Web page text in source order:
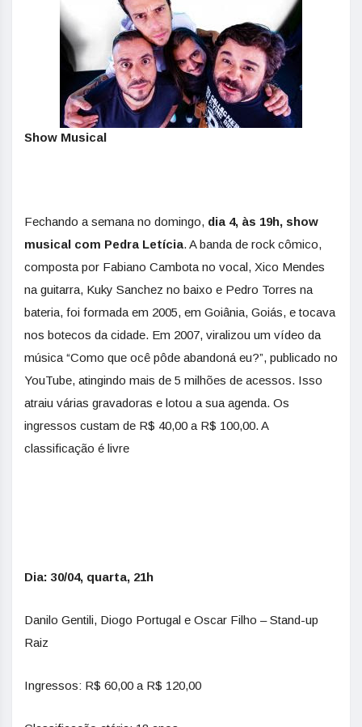
Show Musical
Fechando a semana no domingo, dia 4, às 19h, show
musical com Pedra Letícia. A banda de rock cômico,
composta por Fabiano Cambota no vocal, Xico Mendes
na guitarra, Kuky Sanchez no baixo e Pedro Torres na
bateria, foi formada em 2005, em Goiânia, Goiás, e tocava
nos botecos da cidade. Em 2007, viralizou um vídeo da
música “Como que ocê pôde abandoná eu?”, publicado no
YouTube, atingindo mais de 5 milhões de acessos. Isso
atraiu várias gravadoras e lotou a sua agenda. Os
ingressos custam de R$ 40,00 a R$ 100,00. A
classificação é livre
Dia: 30/04, quarta, 21h
Danilo Gentili, Diogo Portugal e Oscar Filho – Stand-up
Raiz
Ingressos: R$ 60,00 a R$ 120,00